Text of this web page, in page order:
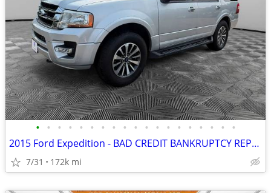
• • • • • • • • • • • • • • • • • • •
2015 Ford Expedition - BAD CREDIT BANKRUPTCY REPO SSI RETIRED APPROVED
7/31 172k mi